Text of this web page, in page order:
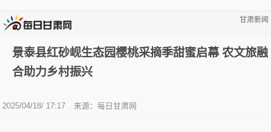
甘肃新闻
景泰县红砂岘生态园樱桃采摘季甜蜜启幕 农文旅融
合助力乡村振兴
2025/04/18/ 17:17 来源： 每日甘肃网